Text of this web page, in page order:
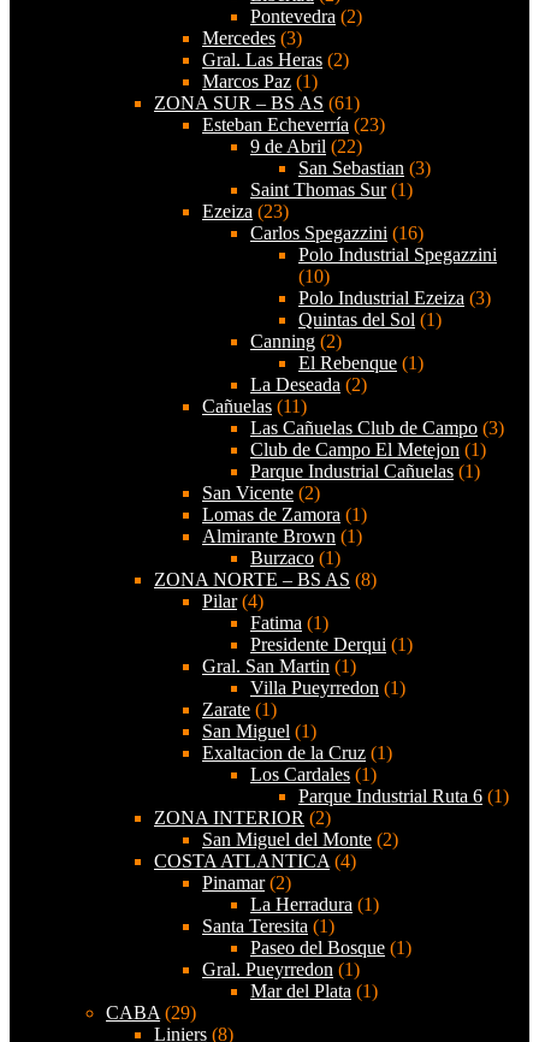
Pontevedra (2)
Mercedes (3)
Gral. Las Heras (2)
Marcos Paz (1)
ZONA SUR – BS AS (61)
Esteban Echeverría (23)
9 de Abril (22)
San Sebastian (3)
Saint Thomas Sur(1)
Ezeiza (23)
Carlos Spegazzini (16)
Polo Industrial Spegazzini
(10)
Polo Industrial Ezeiza (3)
Quintas del Sol (1)
Canning (2)
El Rebenque (1)
La Deseada (2)
Cañuelas (11)
Las Cañuelas Club de Campo (3)
Club de Campo El Metejon (1)
Parque Industrial Cañuelas (1)
San Vicente (2)
Lomas de Zamora (1)
Almirante Brown (1)
Burzaco (1)
ZONA NORTE – BS AS (8)
Pilar(4)
Fatima (1)
Presidente Derqui (1)
Gral. San Martin (1)
Villa Pueyrredon (1)
Zarate (1)
San Miguel (1)
Exaltacion de la Cruz (1)
Los Cardales (1)
Parque Industrial Ruta 6 (1)
ZONA INTERIOR (2)
San Miguel del Monte (2)
COSTA ATLANTICA (4)
Pinamar(2)
La Herradura (1)
Santa Teresita (1)
Paseo del Bosque (1)
Gral. Pueyrredon (1)
Mar del Plata (1)
CABA (29)
Liniers (8)